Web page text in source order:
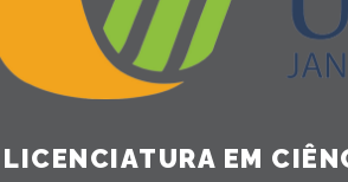
LICENCIATURA EM